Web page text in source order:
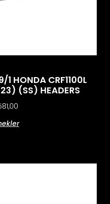
1 HONDA CRF1100L
(SS) HEADERS